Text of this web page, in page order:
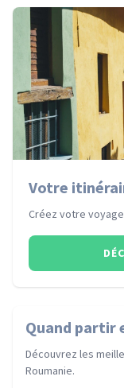
Votre
Créez votre
Quand partir
Découvrez les
Roumanie.